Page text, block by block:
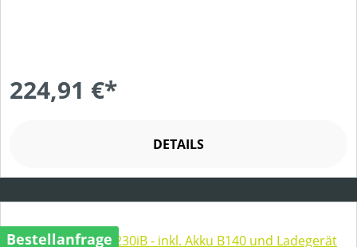
224,91 €*
DETAILS
Bestellanfrage